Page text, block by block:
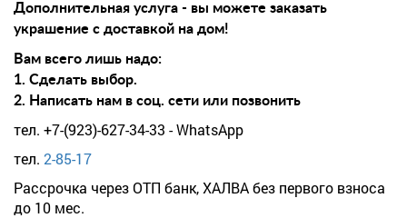
Дополнительная услуга - вы можете заказать
украшение с доставкой на дом!
Вам всего лишь надо:
1. Сделать выбор.
2. Написать нам в соц. сети или позвонить
тел. +7-(923)-627-34-33 - WhatsApp
тел. 2-85-17
Рассрочка через ОТП банк, ХАЛВА без первого взноса
до 10 мес.